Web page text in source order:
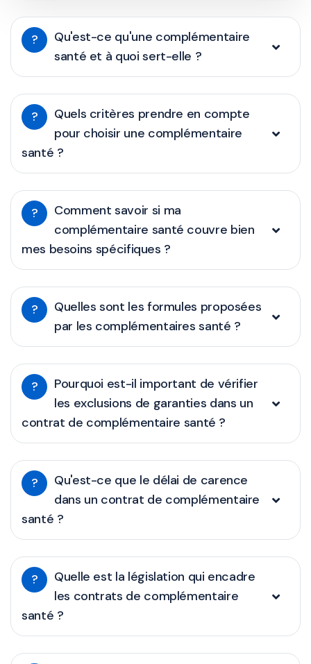
?
Qu'est-ce qu'une complémentaire
santé et à quoi sert-elle ?
?
Quels critères prendre en compte
pour choisir une complémentaire
santé ?
?
Comment savoir si ma
complémentaire santé couvre bien
mes besoins spécifiques ?
?
Quelles sont les formules proposées
par les complémentaires santé ?
?
Pourquoi est-il important de vérifier
les exclusions de garanties dans un
contrat de complémentaire santé ?
?
Qu'est-ce que le délai de carence
dans un contrat de complémentaire
santé ?
?
Quelle est la législation qui encadre
les contrats de complémentaire
santé ?